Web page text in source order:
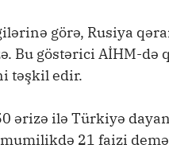
görə, Rusiya
Bu göstərici AİHM-də
təşkil edir.
ərizə ilə Türkiyə
21 faizi